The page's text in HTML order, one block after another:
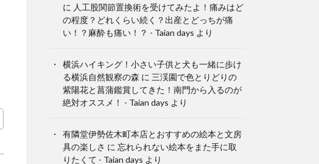
に 人工股関節置換術を受けてみたよ！痛みはど
の程度？どれくらい続く？出産とどっちが痛
い！？麻酔も痛い！？ - Taian days より
横浜ハイキング！小さい子供と犬も一緒に歩け
る横浜自然観察の森 に 三渓園で色とりどりの
紫陽花と菖蒲鑑賞してきた！南門から入るのが
絶対オススメ！ - Taian days より
有隣堂伊勢佐木町本店とおすすめの絵本と文房
具の楽しさ に 忘れられない絵本をまた手に取
りたくて - Taian days より